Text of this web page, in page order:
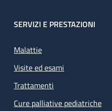
SERVIZI E PRESTAZIONI
Malattie
Visite ed esami
Trattamenti
Cure palliative pediatriche